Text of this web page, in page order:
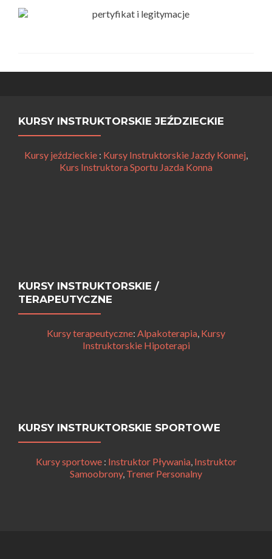
KURSY INSTRUKTORSKIE JEŹDZIECKIE
Kursy jeździeckie : Kursy Instruktorskie Jazdy Konnej,
Kurs Instruktora Sportu Jazda Konna
KURSY INSTRUKTORSKIE /
TERAPEUTYCZNE
Kursy terapeutyczne: Alpakoterapia, Kursy
Instruktorskie Hipoterapi
KURSY INSTRUKTORSKIE SPORTOWE
Kursy sportowe: Instruktor Pływania, Instruktor
Samoobrony, Trener Personalny